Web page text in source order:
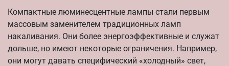
Компактные люминесцентные лампы стали первым
массовым заменителем традиционных ламп
накаливания. Они более энергоэффективные и служат
дольше, но имеют некоторые ограничения. Например,
они могут давать специфический «холодный» свет,